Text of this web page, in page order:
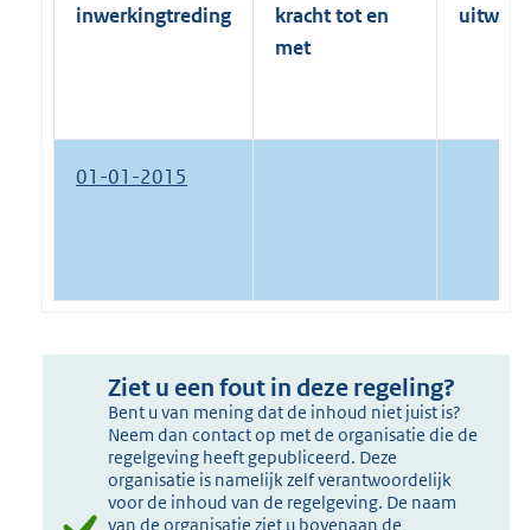
inwerkingtreding
kracht tot en
met
01-01-2015
Ziet u een fout in deze regeling?
Bent u van mening dat de inhoud niet juist is?
Neem dan contact op met de organisatie die de
regelgeving heeft gepubliceerd. Deze
organisatie is namelijk zelf verantwoordelijk
voor de inhoud van de regelgeving. De naam
van de organisatie ziet u bovenaan de